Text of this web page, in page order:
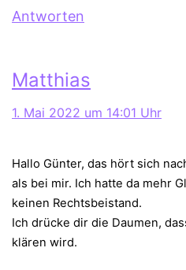
Antworten
Matthias
1. Mai 2022 um 14:01 Uhr
Hallo Günter, das hört sich
als bei mir. Ich hatte da mehr
keinen Rechtsbeistand.
Ich drücke dir die Daumen,
klären wird.